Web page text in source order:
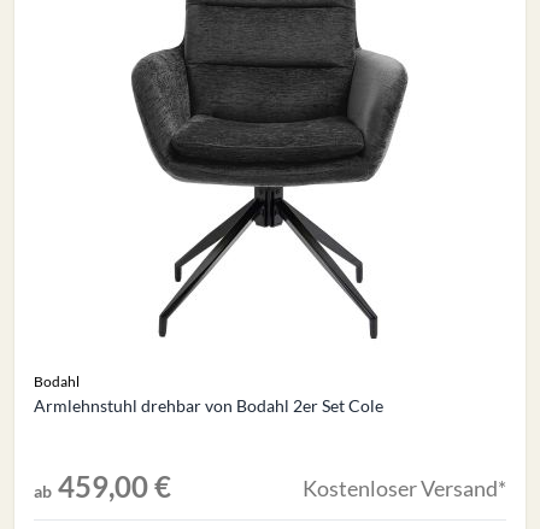
Bodahl
Armlehnstuhl drehbar von Bodahl 2er Set Cole
ab 459,00 € Kostenloser Versand*